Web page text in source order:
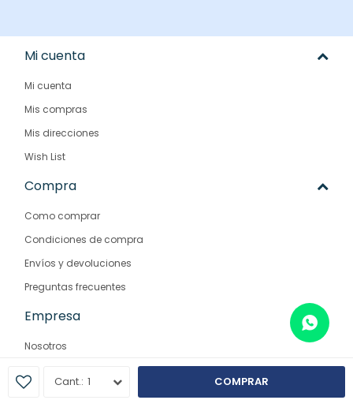
1 COMPRAR
Mi cuenta
Mi cuenta
Mis compras
Mis direcciones
Wish List
Compra
Como comprar
Condiciones de compra
Envíos y devoluciones
Preguntas frecuentes
Empresa
Nosotros